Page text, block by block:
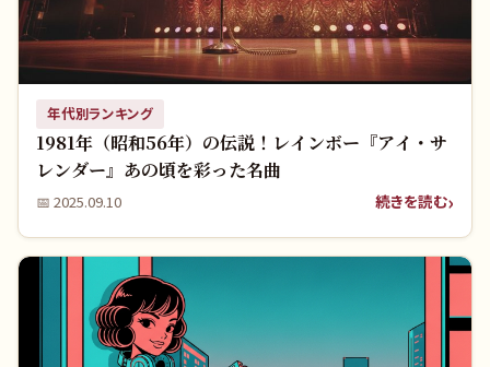
年代別ランキング
1981年（昭和56年）の伝説！レインボー『アイ・サ
レンダー』あの頃を彩った名曲
📅 2025.09.10 続きを読む